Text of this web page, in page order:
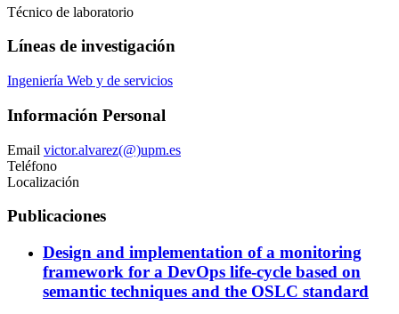
Técnico de laboratorio
Líneas de investigación
Ingeniería Web y de servicios
Información Personal
Email victor.alvarez(@)upm.es
Teléfono
Localización
Publicaciones
Design and implementation of a monitoring
framework for a DevOps life-cycle based on
semantic techniques and the OSLC standard